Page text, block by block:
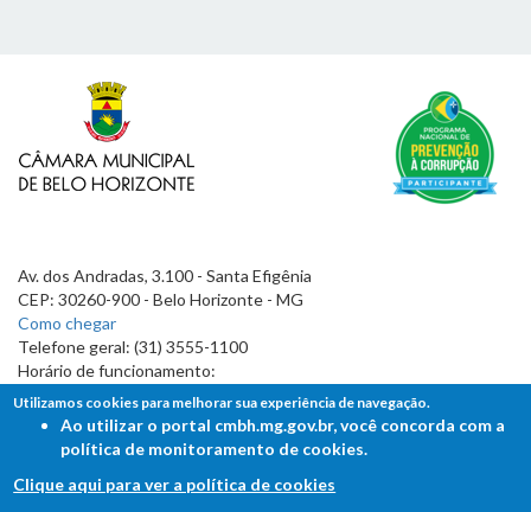
Av. dos Andradas, 3.100 - Santa Efigênia
CEP: 30260-900 - Belo Horizonte - MG
Como chegar
Telefone geral: (31) 3555-1100
Horário de funcionamento:
7h às 19h
Utilizamos cookies para melhorar sua experiência de navegação.
Ao utilizar o portal cmbh.mg.gov.br, você concorda com a
política de monitoramento de cookies.
Clique aqui para ver a política de cookies